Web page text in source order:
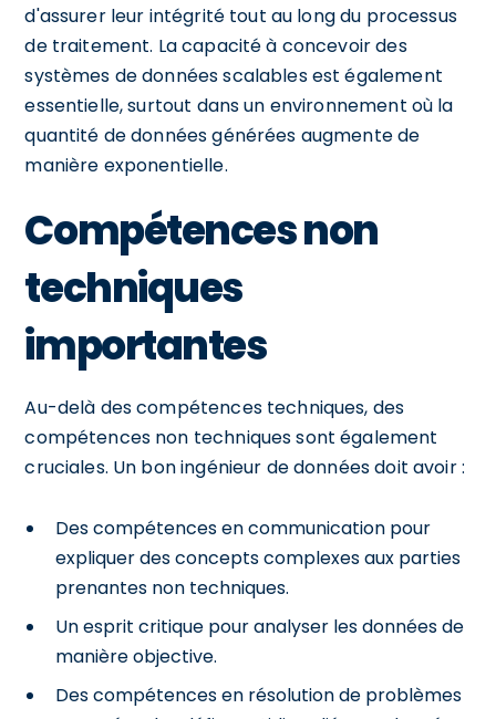
d'assurer leur intégrité tout au long du processus
de traitement. La capacité à concevoir des
systèmes de données scalables est également
essentielle, surtout dans un environnement où la
quantité de données générées augmente de
manière exponentielle.
Compétences non
techniques
importantes
Au-delà des compétences techniques, des
compétences non techniques sont également
cruciales. Un bon ingénieur de données doit avoir :
Des compétences en communication pour
expliquer des concepts complexes aux parties
prenantes non techniques.
Un esprit critique pour analyser les données de
manière objective.
Des compétences en résolution de problèmes